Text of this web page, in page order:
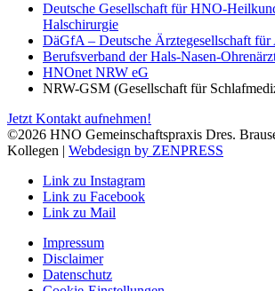
Deutsche Gesellschaft für HNO-
Halschirurgie
DäGfA – Deutsche Ärztegesellschaft
Berufsverband der Hals-Nasen-
HNOnet NRW eG
NRW-GSM (Gesellschaft für
Jetzt Kontakt aufnehmen!
©2026 HNO Gemeinschaftspraxis Dres.
Kollegen | Webdesign by ZENPRESS
Link zu Instagram
Link zu Facebook
Link zu Mail
Impressum
Disclaimer
Datenschutz